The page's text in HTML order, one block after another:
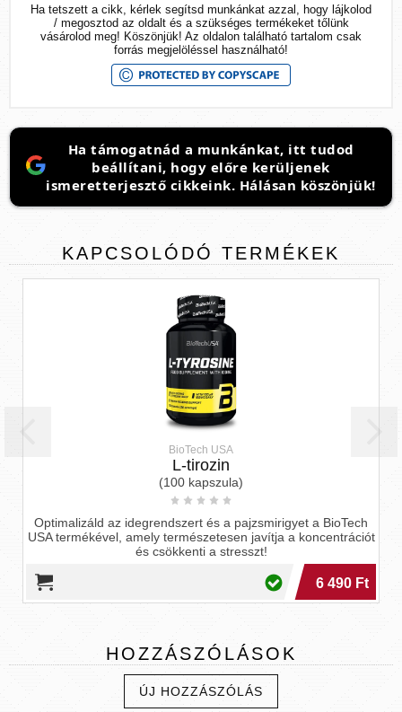
Ha tetszett a cikk, kérlek segítsd munkánkat azzal, hogy lájkolod
/ megosztod az oldalt és a szükséges termékeket tőlünk
vásárolod meg! Köszönjük! Az oldalon található tartalom csak
forrás megjelöléssel használható!
Ha támogatnád a munkánkat, itt tudod
beállítani, hogy előre kerüljenek
ismeretterjesztő cikkeink. Hálásan köszönjük!
KAPCSOLÓDÓ TERMÉKEK
BioTech USA
L-tirozin
(100 kapszula)
Optimalizáld az idegrendszert és a pajzsmirigyet a BioTech
USA termékével, amely természetesen javítja a koncentrációt
és csökkenti a stresszt!
6 490 Ft
HOZZÁSZÓLÁSOK
ÚJ HOZZÁSZÓLÁS